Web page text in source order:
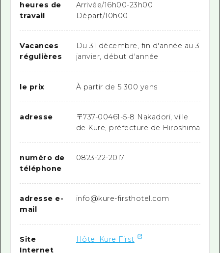
heures de
travail
Arrivée/16h00-23h00
Départ/10h00
Vacances
régulières
Du 31 décembre, fin d'année au 3
janvier, début d'année
le prix À partir de 5 300 yens
adresse 〒737-00461-5-8 Nakadori, ville
de Kure, préfecture de Hiroshima
numéro de
téléphone
0823-22-2017
adresse e-
mail
info@kure-firsthotel.com
Site
Internet
Hôtel Kure First